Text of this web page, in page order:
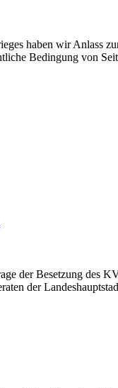
haben wir Anlass
Bedingung von
der Besetzung des
der